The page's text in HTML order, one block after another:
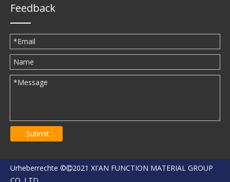
Feedback
Submit
Urheberrechte ©2021 XI'AN FUNCTION MATERIAL GROUP
CO.,LTD